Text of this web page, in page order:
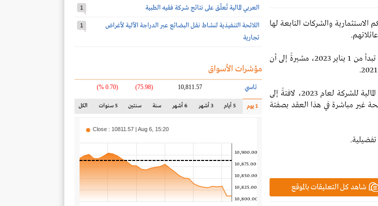
والشركات التابعة لها
وأوضحت الشركة في بيان لها على "تداول"، أن مدة العقد سنة ميلادية واحدة تبدأ من 1 يناير 2023، مشيرةً إلى أن
وتوقعت أن يكون للعقد أثر مالي إيجابي على إجمالي أقساط التأمين والنتائج المالية للشركة لعام 2023، لافتةً إلى
غير مباشرة في هذا العقد بصفتة
شاهد كل التعليقات بالموقع
العربي المالية تُعلّق على نتائج شركة فقيه الطبية 1
اللائحة التنفيذية لنشاط نقل البضائع عبر الدراجة الآلية لأغراض
تجارية
1
مؤشرات الأسواق
تاسي 10,811.57
(75.98)
(0.70 %)
1 يوم 5 أيام 3 أشهر 6 أشهر سنة سنتين 5 سنوات الكل
10,800.00
10,825.00
10,850.00
10,875.00
10,900.00
Close : 10811.57 | Aug 6, 15:20